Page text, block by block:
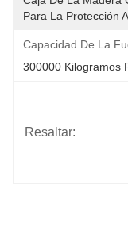
Para La Protección
Capacidad De La
300000 Kilogramos
Resaltar: